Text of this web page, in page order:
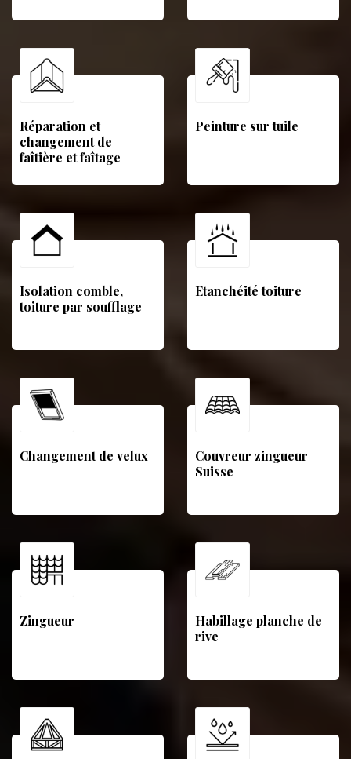
Réparation et
changement de
faîtière et faîtage
Peinture sur tuile
Isolation comble,
toiture par soufflage
Etanchéité toiture
Changement de velux
Couvreur zingueur
Suisse
Zingueur
Habillage planche de
rive